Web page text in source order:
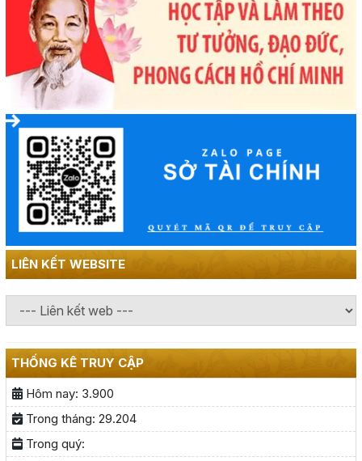
LIÊN KẾT WEBSITE
THỐNG KÊ TRUY CẬP
Hôm nay: 3.900
Trong tháng: 29.204
Trong quý: